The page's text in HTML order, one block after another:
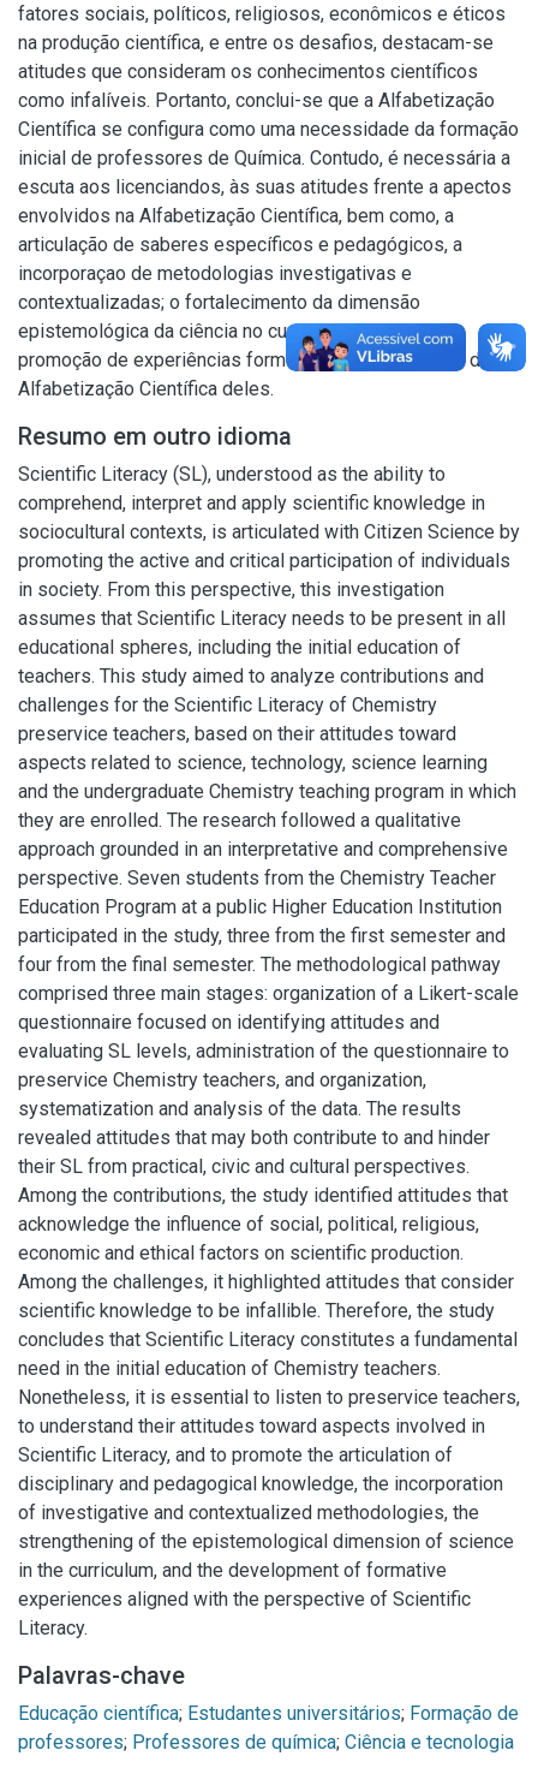
fatores sociais, políticos, religiosos, econômicos e éticos
na produção científica, e entre os desafios, destacam-se
atitudes que consideram os conhecimentos científicos
como infalíveis. Portanto, conclui-se que a Alfabetização
Científica se configura como uma necessidade da formação
inicial de professores de Química. Contudo, é necessária a
escuta aos licenciandos, às suas atitudes frente a apectos
envolvidos na Alfabetização Científica, bem como, a
articulação de saberes específicos e pedagógicos, a
incorporaçao de metodologias investigativas e
contextualizadas; o fortalecimento da dimensão
epistemológica da ciência no currículo do curso e a
promoção de experiências formativas na perspectiva da
Alfabetização Científica deles.
Resumo em outro idioma
Scientific Literacy (SL), understood as the ability to
comprehend, interpret and apply scientific knowledge in
sociocultural contexts, is articulated with Citizen Science by
promoting the active and critical participation of individuals
in society. From this perspective, this investigation
assumes that Scientific Literacy needs to be present in all
educational spheres, including the initial education of
teachers. This study aimed to analyze contributions and
challenges for the Scientific Literacy of Chemistry
preservice teachers, based on their attitudes toward
aspects related to science, technology, science learning
and the undergraduate Chemistry teaching program in which
they are enrolled. The research followed a qualitative
approach grounded in an interpretative and comprehensive
perspective. Seven students from the Chemistry Teacher
Education Program at a public Higher Education Institution
participated in the study, three from the first semester and
four from the final semester. The methodological pathway
comprised three main stages: organization of a Likert-scale
questionnaire focused on identifying attitudes and
evaluating SL levels, administration of the questionnaire to
preservice Chemistry teachers, and organization,
systematization and analysis of the data. The results
revealed attitudes that may both contribute to and hinder
their SL from practical, civic and cultural perspectives.
Among the contributions, the study identified attitudes that
acknowledge the influence of social, political, religious,
economic and ethical factors on scientific production.
Among the challenges, it highlighted attitudes that consider
scientific knowledge to be infallible. Therefore, the study
concludes that Scientific Literacy constitutes a fundamental
need in the initial education of Chemistry teachers.
Nonetheless, it is essential to listen to preservice teachers,
to understand their attitudes toward aspects involved in
Scientific Literacy, and to promote the articulation of
disciplinary and pedagogical knowledge, the incorporation
of investigative and contextualized methodologies, the
strengthening of the epistemological dimension of science
in the curriculum, and the development of formative
experiences aligned with the perspective of Scientific
Literacy.
Palavras-chave
Educação científica; Estudantes universitários; Formação de
professores; Professores de química; Ciência e tecnologia